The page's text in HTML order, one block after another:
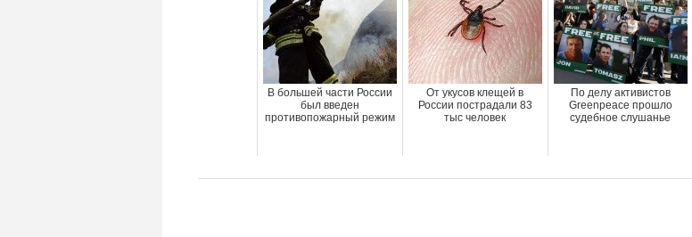
В большей части России
был введен
противопожарный режим
От укусов клещей в
России пострадали 83
тыс человек
По делу активистов
Greenpeace прошло
судебное слушанье